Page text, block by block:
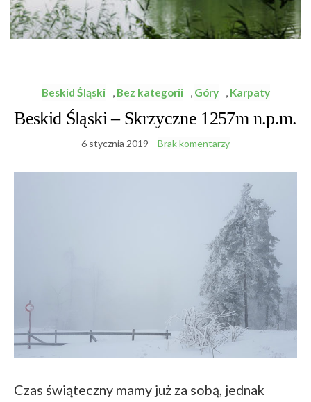
Beskid Śląski , Bez kategorii , Góry , Karpaty
Beskid Śląski – Skrzyczne 1257m n.p.m.
6 stycznia 2019 Brak komentarzy
Czas świąteczny mamy już za sobą, jednak